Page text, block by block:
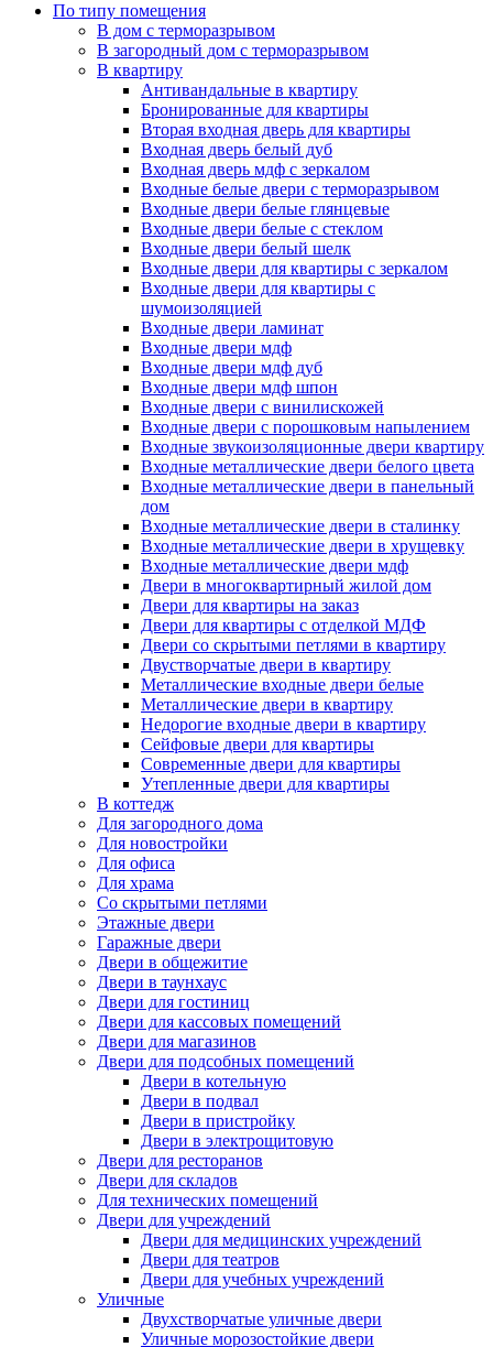
По типу помещения
В дом с терморазрывом
В загородный дом с терморазрывом
В квартиру
Антивандальные в квартиру
Бронированные для квартиры
Вторая входная дверь для квартиры
Входная дверь белый дуб
Входная дверь мдф с зеркалом
Входные белые двери с терморазрывом
Входные двери белые глянцевые
Входные двери белые с стеклом
Входные двери белый шелк
Входные двери для квартиры с зеркалом
Входные двери для квартиры с
шумоизоляцией
Входные двери ламинат
Входные двери мдф
Входные двери мдф дуб
Входные двери мдф шпон
Входные двери с винилискожей
Входные двери с порошковым напылением
Входные звукоизоляционные двери квартиру
Входные металлические двери белого цвета
Входные металлические двери в панельный
дом
Входные металлические двери в сталинку
Входные металлические двери в хрущевку
Входные металлические двери мдф
Двери в многоквартирный жилой дом
Двери для квартиры на заказ
Двери для квартиры с отделкой МДФ
Двери со скрытыми петлями в квартиру
Двустворчатые двери в квартиру
Металлические входные двери белые
Металлические двери в квартиру
Недорогие входные двери в квартиру
Сейфовые двери для квартиры
Современные двери для квартиры
Утепленные двери для квартиры
В коттедж
Для загородного дома
Для новостройки
Для офиса
Для храма
Со скрытыми петлями
Этажные двери
Гаражные двери
Двери в общежитие
Двери в таунхаус
Двери для гостиниц
Двери для кассовых помещений
Двери для магазинов
Двери для подсобных помещений
Двери в котельную
Двери в подвал
Двери в пристройку
Двери в электрощитовую
Двери для ресторанов
Двери для складов
Для технических помещений
Двери для учреждений
Двери для медицинских учреждений
Двери для театров
Двери для учебных учреждений
Уличные
Двухстворчатые уличные двери
Уличные морозостойкие двери